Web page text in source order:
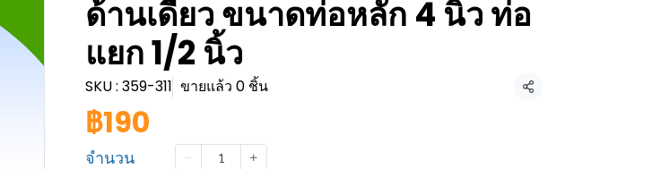
ด้านเดียว ขนาดท่อหลัก 4 นิ้ว ท่อ
แยก 1/2 นิ้ว
SKU : 359-311 ขายแล้ว 0 ชิ้น แชร์
฿190
จำนวน